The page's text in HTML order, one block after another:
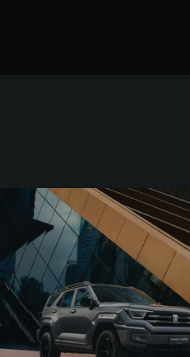
технологиях и экологичном
исследования и
использующих альтернативные
бренд SALOON – в совокупности
В течение шести лет подряд продажи
года Great Wall Motor занимает
Германии, Индии, Австрии и Южной
5 предприятий по сборке